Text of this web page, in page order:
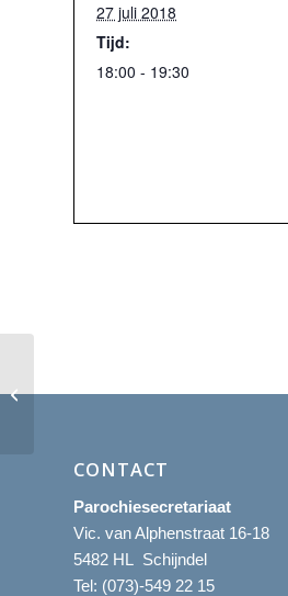
27 juli 2018
Tijd:
18:00 - 19:30
CONTACT
Parochiesecretariaat
Vic. van Alphenstraat 16-18
5482 HL Schijndel
Tel: (073)-549 22 15
Eucharistieviering